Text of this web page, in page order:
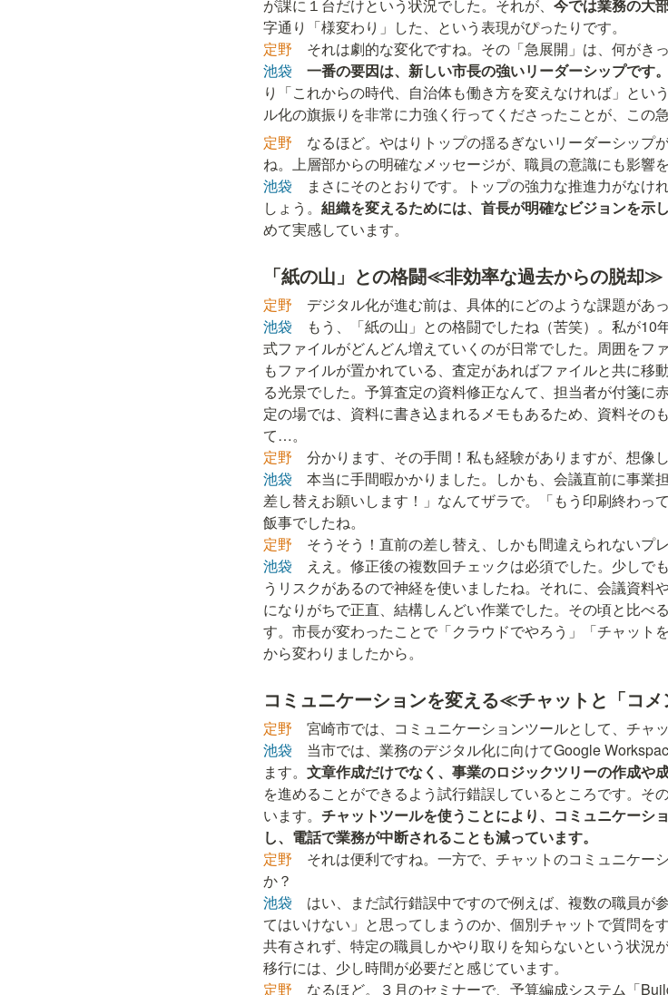
が課に１台だけという状況でした。それが、 今では業務の大
定野
池袋
一番の要因は、新しい市長の強いリーダーシップです。
り「これからの時代、自治体も働き方を変えなければ」とい
ル化の旗振りを非常に力強く行ってくださったことが、この
定野 なるほど。やはりトップの揺るぎないリーダーシップ
池袋 まさにそのとおりです。トップの強力な推進力がなけ
しょう。 組織を変えるためには、首長が明確なビジョンを示
めて実感しています。
「紙の山」との格闘≪非効率な過去からの脱却≫
定野
池袋 もう、「紙の山」との格闘でしたね（苦笑）。私が10
式ファイルがどんどん増えていくのが日常でした。周囲をフ
もファイルが置かれている、査定があればファイルと共に移
る光景でした。予算査定の資料修正なんて、担当者が付箋に
定の場では、資料に書き込まれるメモもあるため、資料その
定野
池袋 本当に手間暇かかりました。しかも、会議直前に事業
差し替えお願いします！」なんてザラで。「もう印刷終わ
定野
池袋 ええ。修正後の複数回チェックは必須でした。少しで
うリスクがあるので神経を使いましたね。それに、会議資料
になりがちで正直、結構しんどい作業でした。その頃と比べ
す。市長が変わったことで「クラウドでやろう」「チャット
から変わりましたから。
コミュニケーションを変える≪チャットと「コ
定野
池袋 当市では、業務のデジタル化に向けてGoogle
ます。 文章作成だけでなく、事業のロジックツリーの作成や
を進めることができるよう試行錯誤しているところです。そ
います。 チャットツールを使うことにより、コミュニケーシ
し、電話で業務が中断されることも減っています。
定野 それは便利ですね。一方で、チャットのコミュニケー
池袋 はい、まだ試行錯誤中ですので例えば、複数の職員が
てはいけない」と思ってしまうのか、個別チャットで質問を
共有されず、特定の職員しかやり取りを知らないという状況
定野 なるほど。３月のセミナーで、予算編成システム「